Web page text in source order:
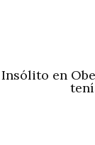
Insólito en